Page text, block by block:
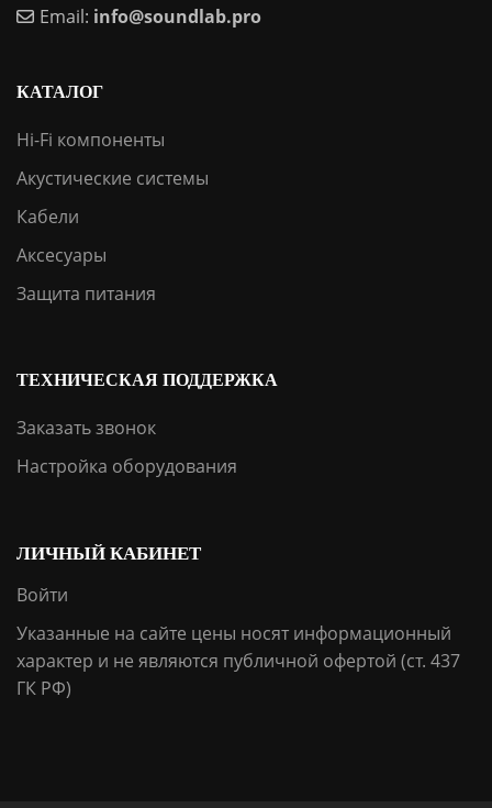
Email: info@soundlab.pro
КАТАЛОГ
Hi-Fi компоненты
Акустические системы
Кабели
Аксесуары
Защита питания
ТЕХНИЧЕСКАЯ ПОДДЕРЖКА
Заказать звонок
Настройка оборудования
ЛИЧНЫЙ КАБИНЕТ
Войти
Указанные на сайте цены носят информационный
характер и не являются публичной офертой (ст. 437
ГК РФ)